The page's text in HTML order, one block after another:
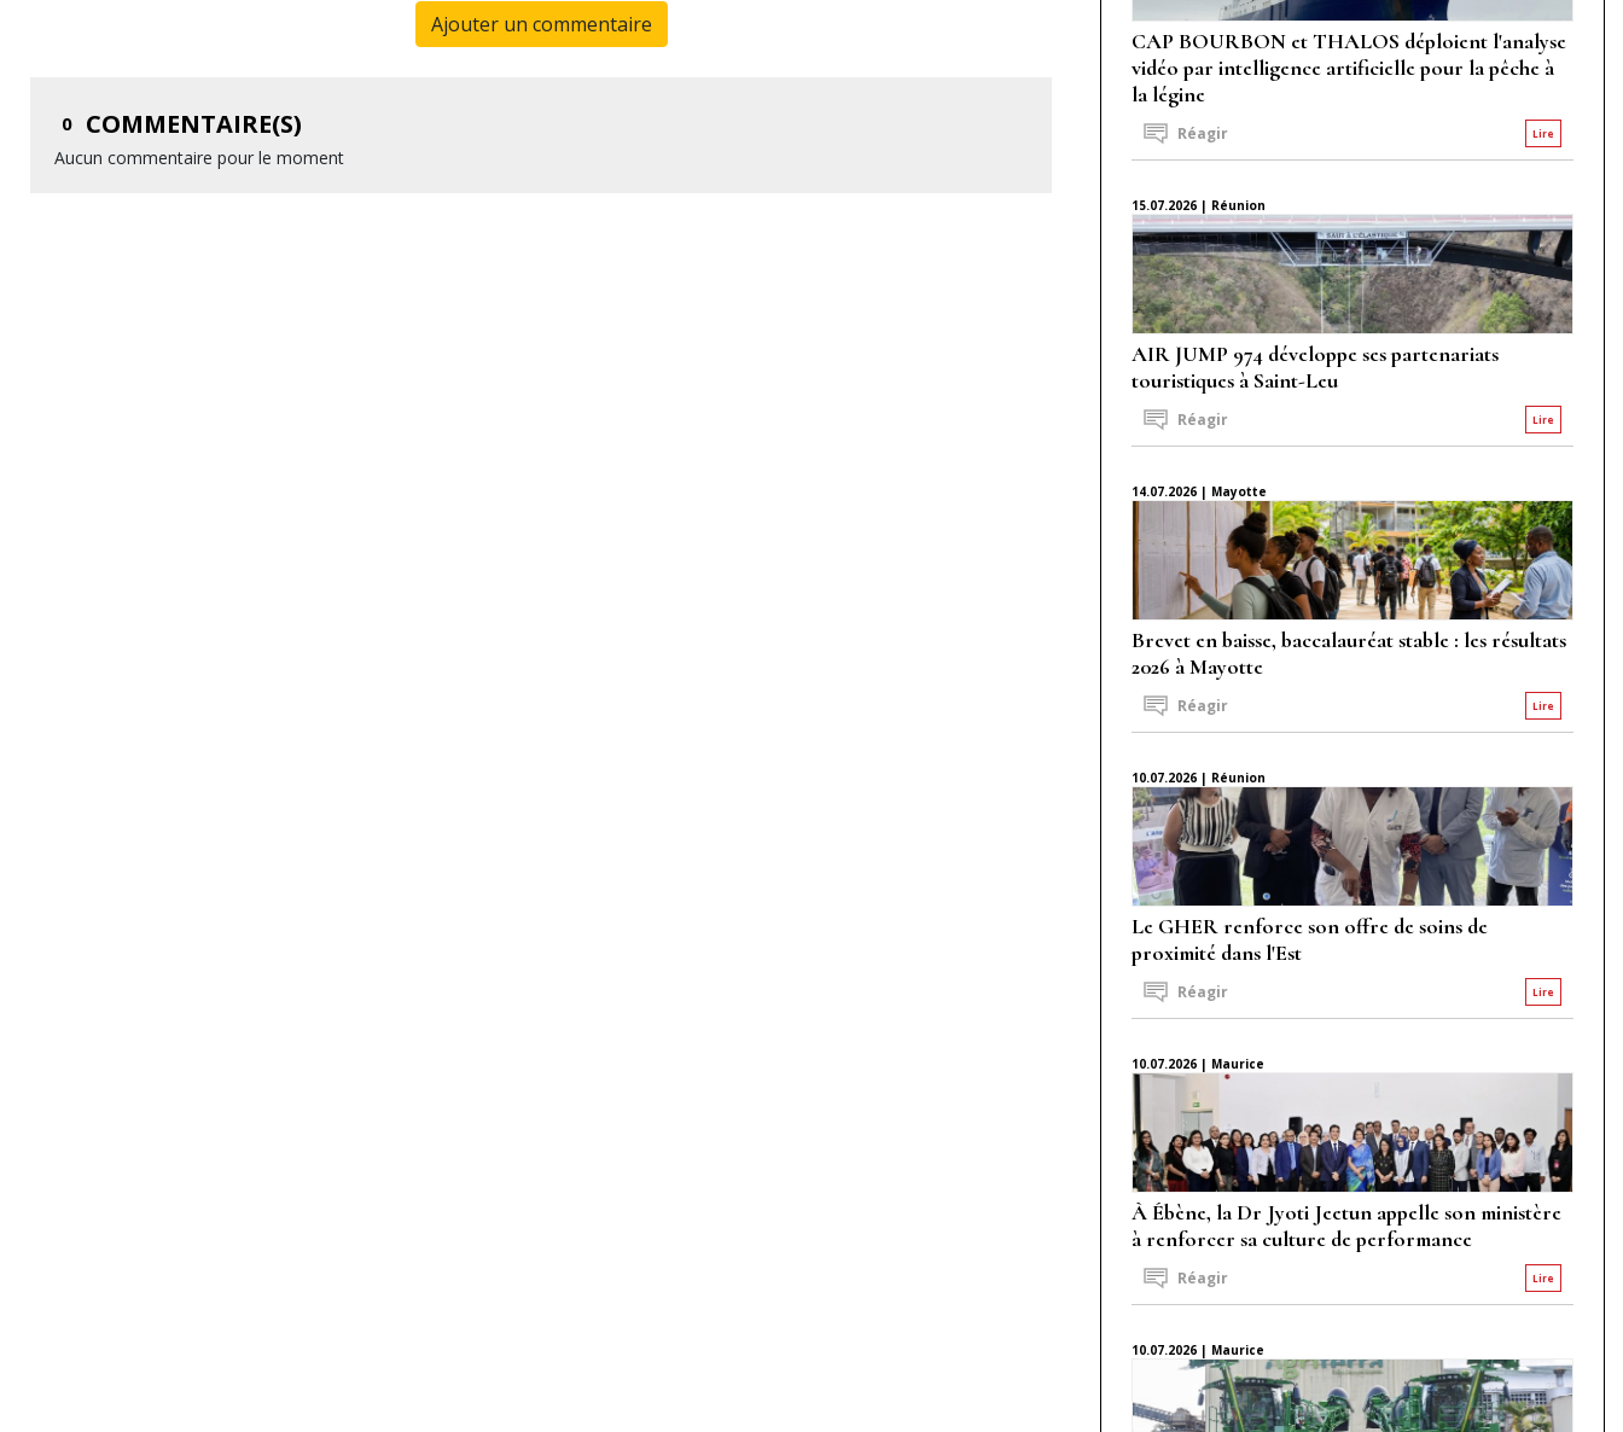
Ajouter un commentaire
0 COMMENTAIRE(S)
Aucun commentaire pour le moment
CAP BOURBON et THALOS déploient l'analyse
vidéo par intelligence artificielle pour la pêche à
la légine
Lire
Réagir
15.07.2026 | Réunion
AIR JUMP 974 développe ses partenariats
touristiques à Saint-Leu
Lire
Réagir
14.07.2026 | Mayotte
Brevet en baisse, baccalauréat stable : les résultats
2026 à Mayotte
Lire
Réagir
10.07.2026 | Réunion
Le GHER renforce son offre de soins de
proximité dans l'Est
Lire
Réagir
10.07.2026 | Maurice
À Ébène, la Dr Jyoti Jeetun appelle son ministère
à renforcer sa culture de performance
Lire
Réagir
10.07.2026 | Maurice